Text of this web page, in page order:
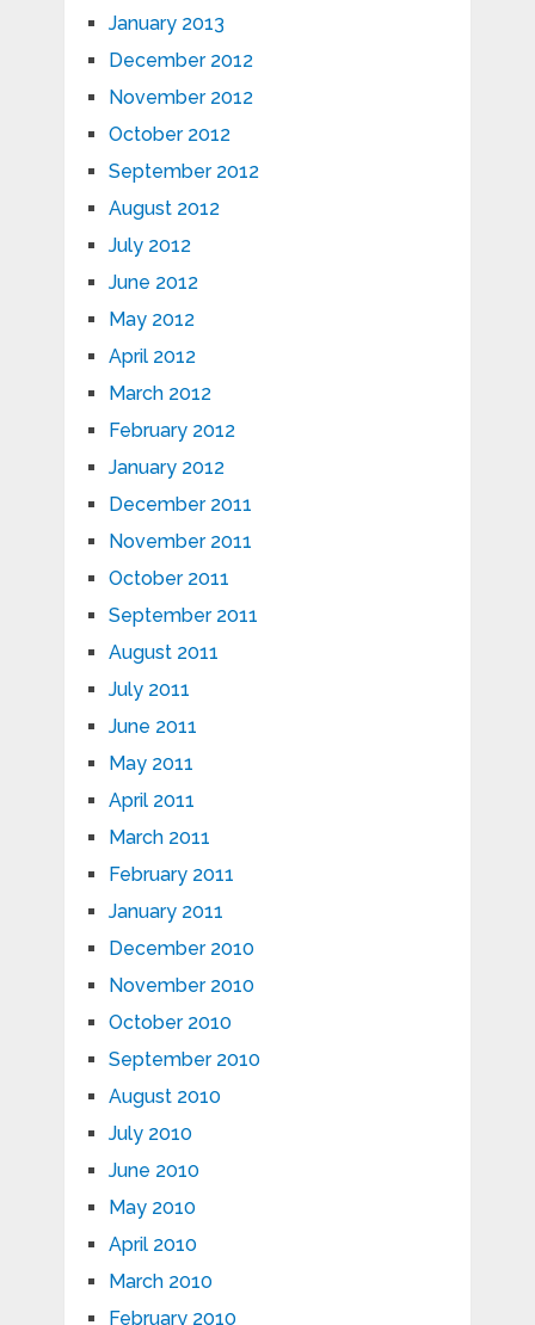
January 2013
December 2012
November 2012
October 2012
September 2012
August 2012
July 2012
June 2012
May 2012
April 2012
March 2012
February 2012
January 2012
December 2011
November 2011
October 2011
September 2011
August 2011
July 2011
June 2011
May 2011
April 2011
March 2011
February 2011
January 2011
December 2010
November 2010
October 2010
September 2010
August 2010
July 2010
June 2010
May 2010
April 2010
March 2010
February 2010